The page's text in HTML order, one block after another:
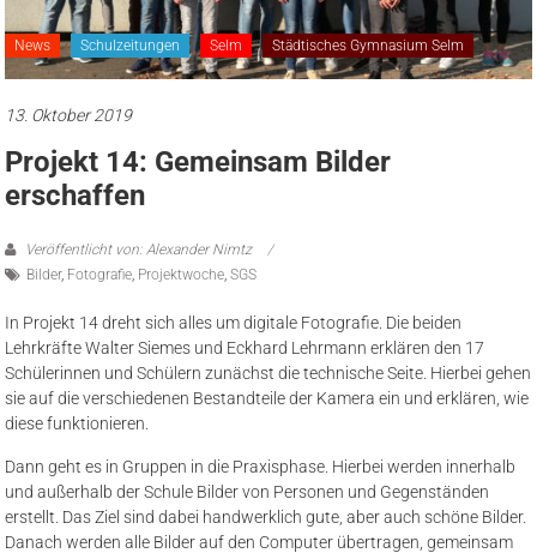
News Schulzeitungen Selm Städtisches Gymnasium Selm
13. Oktober 2019
Projekt 14: Gemeinsam Bilder
erschaffen
Veröffentlicht von: Alexander Nimtz
Bilder, Fotografie, Projektwoche,SGS
In Projekt 14 dreht sich alles um digitale Fotografie. Die beiden
Lehrkräfte Walter Siemes und Eckhard Lehrmann erklären den 17
Schülerinnen und Schülern zunächst die technische Seite. Hierbei gehen
sie auf die verschiedenen Bestandteile der Kamera ein und erklären, wie
diese funktionieren.
Dann geht es in Gruppen in die Praxisphase. Hierbei werden innerhalb
und außerhalb der Schule Bilder von Personen und Gegenständen
erstellt. Das Ziel sind dabei handwerklich gute, aber auch schöne Bilder.
Danach werden alle Bilder auf den Computer übertragen, gemeinsam